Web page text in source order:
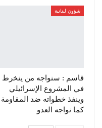
شؤون لبنانية
قاسم : سنواجه من ينخرط
في المشروع الإسرائيلي
وينفذ خطواته ضد المقاومة
كما نواجه العدو